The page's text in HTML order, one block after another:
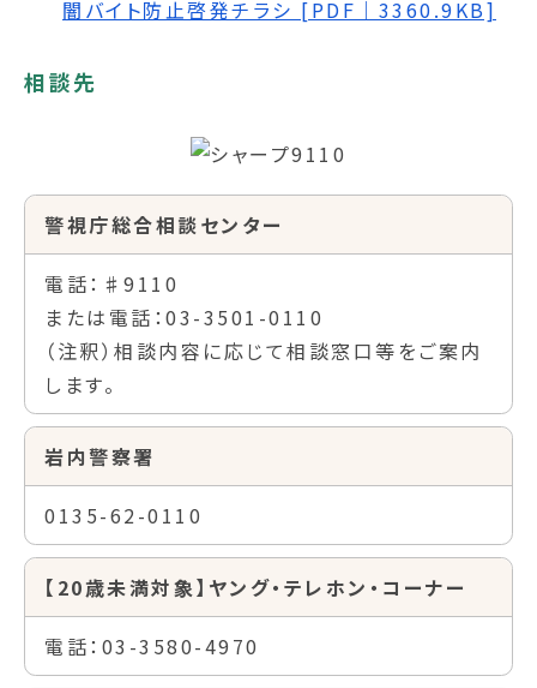
闇バイト防止啓発チラシ [PDF｜3360.9KB]
相談先
警視庁総合相談センター
電話：♯9110
または電話：03-3501-0110
（注釈）相談内容に応じて相談窓口等をご案内
します。
岩内警察署
0135-62-0110
【20歳未満対象】ヤング・テレホン・コーナー
電話：03-3580-4970